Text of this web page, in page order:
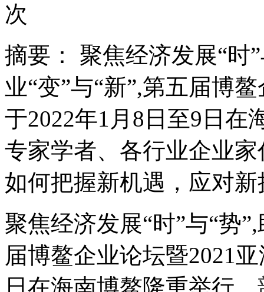
次
摘要： 聚焦经济发展“时
业“变”与“新”,第五届博
于2022年1月8日至9日在
专家学者、各行业企业
如何把握新机遇，应对
聚焦经济发展“时”与“势
届博鳌企业论坛暨2021
日在海南博鳌隆重举行。